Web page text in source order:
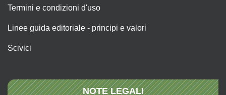
Termini e condizioni d'uso
Linee guida editoriale - principi e valori
Scivici
NOTE LEGALI